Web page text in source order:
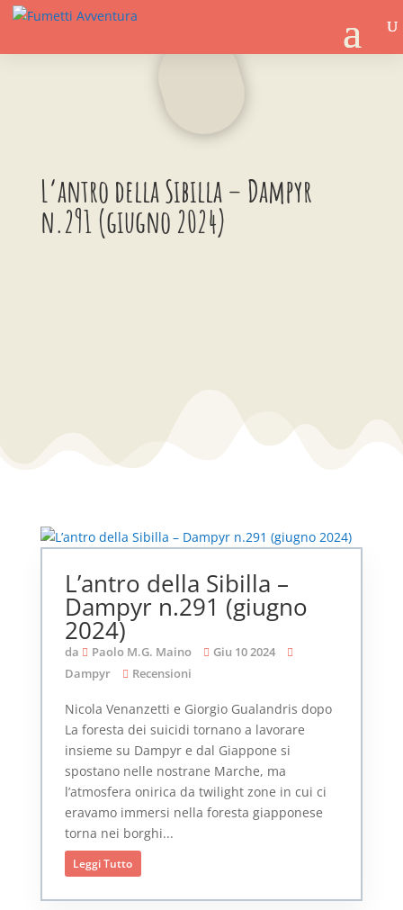
L’antro della Sibilla – Dampyr
n.291 (giugno 2024)
L’antro della Sibilla –
Dampyr n.291 (giugno
2024)
da Paolo M.G. Maino
Giu 10 2024
Dampyr
Recensioni
Nicola Venanzetti e Giorgio Gualandris dopo
La foresta dei suicidi tornano a lavorare
insieme su Dampyr e dal Giappone si
spostano nelle nostrane Marche, ma
l’atmosfera onirica da twilight zone in cui ci
eravamo immersi nella foresta giapponese
torna nei borghi...
Leggi Tutto